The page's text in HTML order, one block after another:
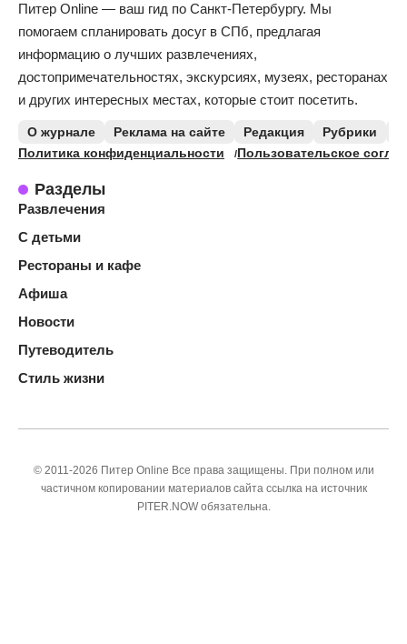
Питер Online — ваш гид по Санкт-Петербургу. Мы
помогаем спланировать досуг в СПб, предлагая
информацию о лучших развлечениях,
достопримечательностях, экскурсиях, музеях, ресторанах
и других интересных местах, которые стоит посетить.
О журнале Реклама на сайте Редакция Рубрики
Политика конфиденциальности
Пользовательское
Разделы
Развлечения
С детьми
Рестораны и кафе
Афиша
Новости
Путеводитель
Стиль жизни
© 2011-2026 Питер Online Все права защищены. При полном или
частичном копировании материалов сайта ссылка на источник
PITER.NOW обязательна.